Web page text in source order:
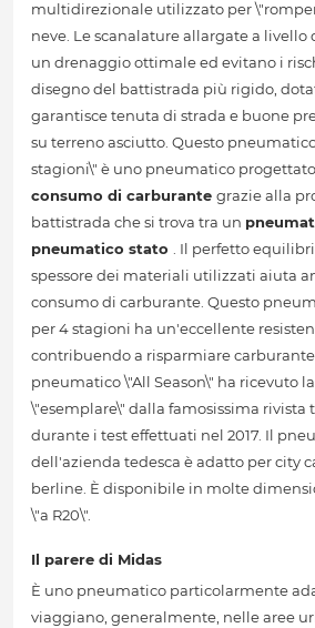
multidirezionale utilizzato per
neve. Le scanalature allargate a livello
un drenaggio ottimale ed evitano i
disegno del battistrada più rigido,
garantisce tenuta di strada e buone
su terreno asciutto. Questo
stagioni\" è uno pneumatico
consumo di carburante grazie alla
battistrada che si trova tra un
pneumatico stato . Il perfetto
spessore dei materiali utilizzati aiuta
consumo di carburante. Questo
per 4 stagioni ha un'eccellente
contribuendo a risparmiare
pneumatico \"All Season\" ha ricevuto
\"esemplare\" dalla famosissima rivista
durante i test effettuati nel 2017. Il
dell'azienda tedesca è adatto per city
berline. È disponibile in molte
\"a R20\".
Il parere di Midas
È uno pneumatico particolarmente
viaggiano, generalmente, nelle aree